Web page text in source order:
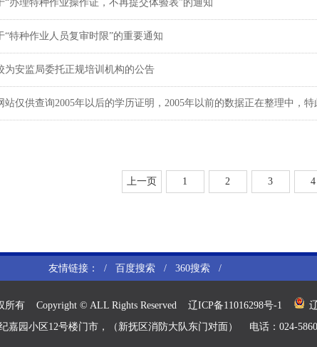
“办理特种作业操作证，不再提交体验表”的通知
“特种作业人员复审时限”的重要通知
为安监局委托正规培训机构的公告
站仅供查询2005年以后的学历证明，2005年以前的数据正在整理中，特
上一页 1 2 3 4
友情链接： / 百度搜索/ 360搜索/
有 Copyright © ALL Rights Reserved 辽ICP备11016298号-1
嘉园小区12号楼门市，（新抚区消防大队东门对面） 电话：024-